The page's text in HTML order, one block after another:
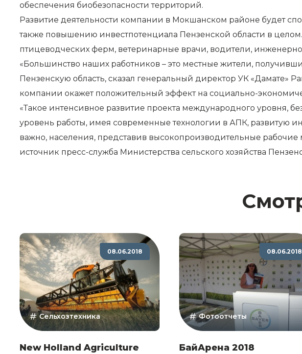
обеспечения биобезопасности территорий.
Развитие деятельности компании в Мокшанском районе будет
также повышению инвестпотенциала Пензенской области в
птицеводческих ферм, ветеринарные врачи, водители,
«Большинство наших работников – это местные жители,
Пензенскую область, сказал генеральный директор УК
компании окажет положительный эффект на социально-
«Такое интенсивное развитие проекта международного уровня,
уровень работы, имея современные технологии в АПК, развитую
важно, населения, представив высокопроизводительные
источник пресс-служба Министерства сельского хозяйства
08.06.2018
Сельхозтехника
New Holland Agriculture
08.06.2018
Фотоотчеты
БайАрена 2018